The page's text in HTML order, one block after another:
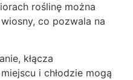
roślinę można
co pozwala na
kłącza
i chłodzie mogą